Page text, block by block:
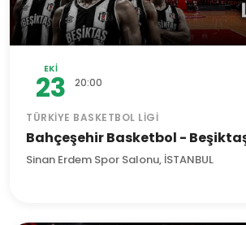
EKI
23 20:00
TÜRKIYE BASKETBOL LIGI
Bahçeşehir Basketbol -
Sinan Erdem Spor Salonu, İSTANBUL